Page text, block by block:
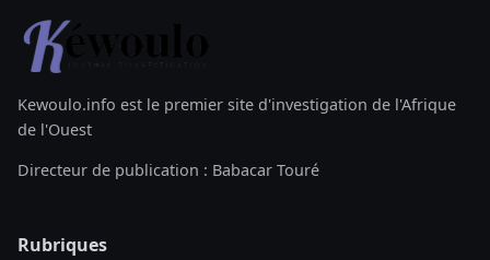
Kewoulo.info est le premier site d'investigation de l'Afrique
de l'Ouest
Directeur de publication : Babacar Touré
Rubriques